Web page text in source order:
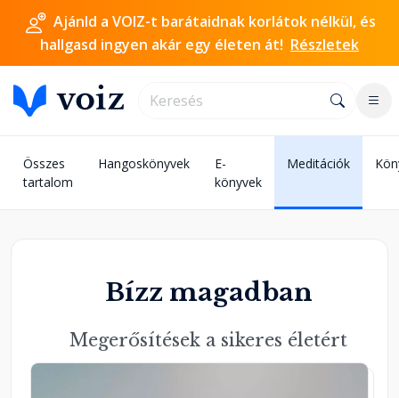
Ajánld a VOIZ-t barátaidnak korlátok nélkül, és
hallgasd ingyen akár egy életen át! Részletek
Összes
tartalom
Hangoskönyvek
E-
könyvek
Meditációk
Bízz magadban
Megerősítések a sikeres életért